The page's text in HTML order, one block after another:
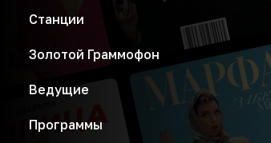
Станции
Золотой Граммофон
Ведущие
Программы